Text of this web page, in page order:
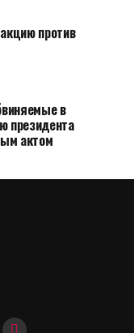
против
в
президента
актом